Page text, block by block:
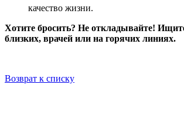
качество жизни.
Хотите бросить? Не откладывайте!
близких, врачей или на горячих линиях.
Возврат к списку